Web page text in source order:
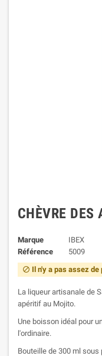
CHÈVRE DES
Marque
IBEX
Référence
5009
 Il n'y a pas assez
La liqueur artisanale de
apéritif au Mojito.
Une boisson idéal pour
l'ordinaire.
Bouteille de 300 ml